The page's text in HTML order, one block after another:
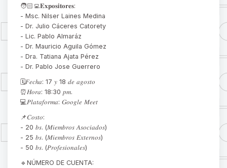
🧑🏻‍💻𝐄𝐱𝐩𝐨𝐬𝐢𝐭𝐨𝐫𝐞𝐬:
- Msc. Nilser Laines Medina
- Dr. Julio Cáceres Catorety
- Lic. Pablo Almaráz
- Dr. Mauricio Aguila Gómez
- Dra. Tatiana Ajata Pérez
- Dr. Pablo Jose Guerrero
🗓️𝐹𝑒𝑐ℎ𝑎: 17 𝑦 18 𝑑𝑒 𝑎𝑔𝑜𝑠𝑡𝑜
⏰𝐻𝑜𝑟𝑎: 18:30 𝑝𝑚.
💻𝑃𝑙𝑎𝑡𝑎𝑓𝑜𝑟𝑚𝑎: 𝐺𝑜𝑜𝑔𝑙𝑒 𝑀𝑒𝑒𝑡
📌𝐶𝑜𝑠𝑡𝑜:
- 20 𝑏𝑠. (𝑀𝑖𝑒𝑚𝑏𝑟𝑜𝑠 𝐴𝑠𝑜𝑐𝑖𝑎𝑑𝑜𝑠)
- 25 𝑏𝑠. (𝑀𝑖𝑒𝑚𝑏𝑟𝑜𝑠 𝐸𝑥𝑡𝑒𝑟𝑛𝑜𝑠)
- 50 𝑏𝑠. (𝑃𝑟𝑜𝑓𝑒𝑠𝑖𝑜𝑛𝑎𝑙𝑒𝑠)
🔹NÚMERO DE CUENTA: